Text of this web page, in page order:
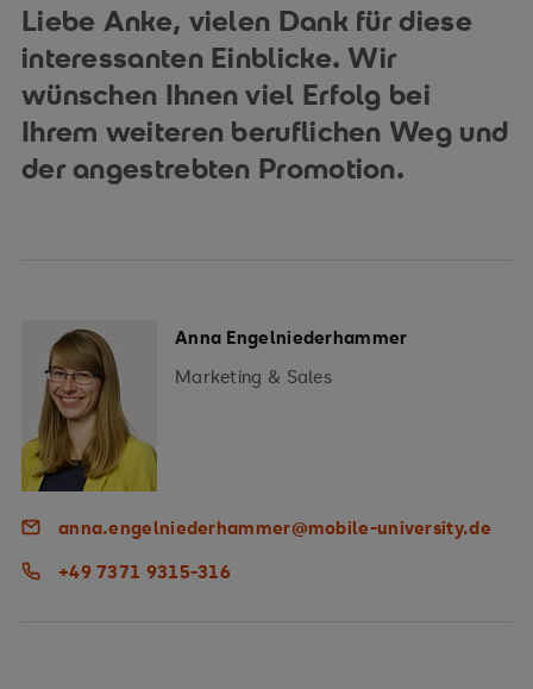
Liebe Anke, vielen Dank für diese
interessanten Einblicke. Wir
wünschen Ihnen viel Erfolg bei
Ihrem weiteren beruflichen Weg und
der angestrebten Promotion.
Anna Engelniederhammer
Marketing & Sales
anna.engelniederhammer@mobile-university.de
+49 7371 9315-316